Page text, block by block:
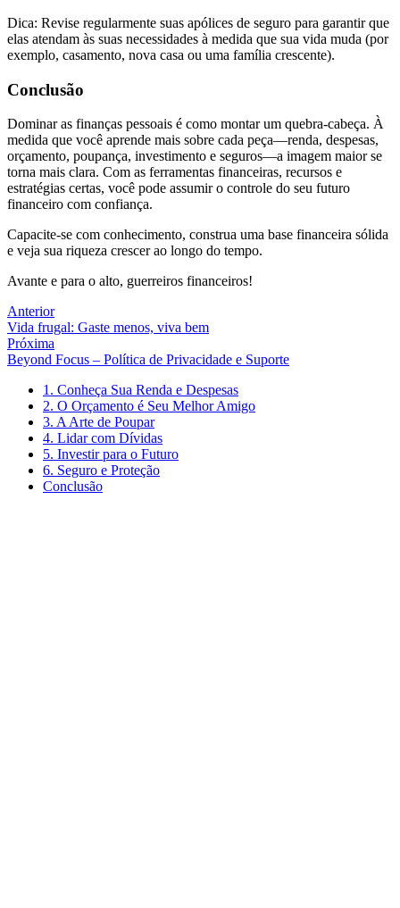
Dica: Revise regularmente suas apólices de seguro para garantir que
elas atendam às suas necessidades à medida que sua vida muda (por
exemplo, casamento, nova casa ou uma família crescente).
Conclusão
Dominar as finanças pessoais é como montar um quebra-cabeça. À
medida que você aprende mais sobre cada peça—renda, despesas,
orçamento, poupança, investimento e seguros—a imagem maior se
torna mais clara. Com as ferramentas financeiras, recursos e
estratégias certas, você pode assumir o controle do seu futuro
financeiro com confiança.
Capacite-se com conhecimento, construa uma base financeira sólida
e veja sua riqueza crescer ao longo do tempo.
Avante e para o alto, guerreiros financeiros!
Anterior
Vida frugal: Gaste menos, viva bem
Próxima
Beyond Focus – Política de Privacidade e Suporte
1. Conheça Sua Renda e Despesas
2. O Orçamento é Seu Melhor Amigo
3. A Arte de Poupar
4. Lidar com Dívidas
5. Investir para o Futuro
6. Seguro e Proteção
Conclusão